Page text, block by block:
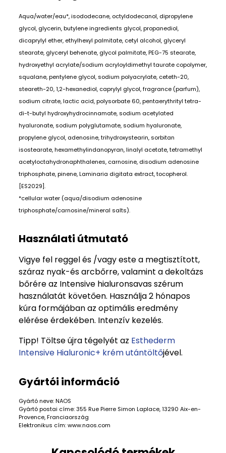
Aqua/water/eau*, isododecane, octyldodecanol, dipropylene
glycol, glycerin, butylene ingredients glycol, propanediol,
dicaprylyl ether, ethylhexyl palmitate, cetyl alcohol, glyceryl
stearate, glyceryl behenate, glycol palmitate, PEG-75 stearate,
hydroxyethyl acrylate/sodium acryloyldimethyl taurate copolymer,
squalane, pentylene glycol, sodium polyacrylate, ceteth-20,
steareth-20, 1,2-hexanediol, caprylyl glycol, fragrance (parfum),
sodium citrate, lactic acid, polysorbate 60, pentaerythrityl tetra-
di-t-butyl hydroxyhydrocinnamate, sodium acetylated
hyaluronate, sodium polyglutamate, sodium hyaluronate,
propylene glycol, adenosine, trihydroxystearin, sorbitan
isostearate, hexamethylindanopyran, linalyl acetate, tetramethyl
acetyloctahydronaphthalenes, carnosine, disodium adenosine
triphosphate, pinene, Laminaria digitata extract, tocopherol.
[ES2029].
*cellular water (aqua/disodium adenosine
triphosphate/carnosine/mineral salts).
Használati útmutató
Vigye fel reggel és /vagy este a megtisztított,
száraz nyak-és arcbőrre, valamint a dekoltázs
bőrére az Intensive hialuronsavas szérum
használatát követően. Használja 2 hónapos
kúra formájában az optimális eredmény
elérése érdekében. Intenzív kezelés.
Tipp! Töltse újra tégelyét az Esthederm
Intensive Hialuronic+ krém utántöltőjével.
Gyártói információ
Gyártó neve: NAOS
Gyártó postai címe: 355 Rue Pierre Simon Laplace, 13290 Aix-en-
Provence, Franciaország
Elektronikus cím: www.naos.com